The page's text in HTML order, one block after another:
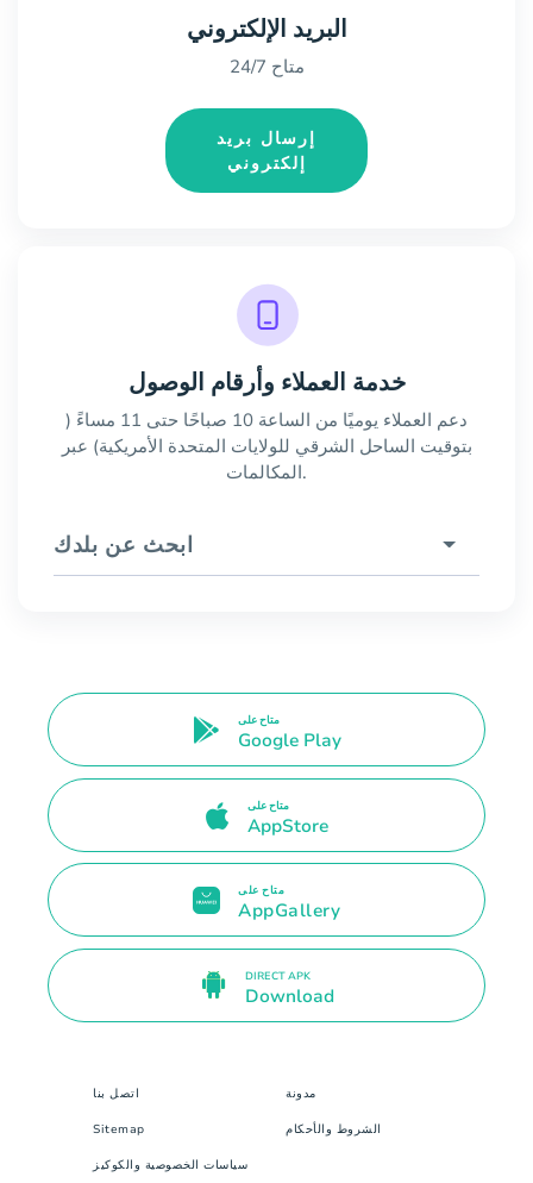
البريد الإلكتروني
متاح 24/7
إرسال بريد
إلكتروني
خدمة العملاء وأرقام الوصول
دعم العملاء يوميًا من الساعة 10 صباحًا حتى 11 مساءً (
بتوقيت الساحل الشرقي للولايات المتحدة الأمريكية) عبر
المكالمات.
ابحث عن بلدك
متاح على
Google Play
متاح على
AppStore
متاح على
AppGallery
DIRECT APK
Download
اتصل بنا مدونة
Sitemap الشروط والأحكام
سياسات الخصوصية والكوكيز